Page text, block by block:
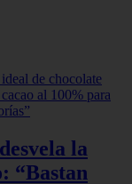
la
“Bastan